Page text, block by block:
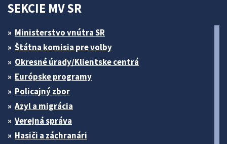
SEKCIE MV SR
Ministerstvo vnútra SR
Štátna komisia pre volby
Okresné úrady/Klientske centrá
Európske programy
Policajný zbor
Azyl a migrácia
Verejná správa
Hasiči a záchranári